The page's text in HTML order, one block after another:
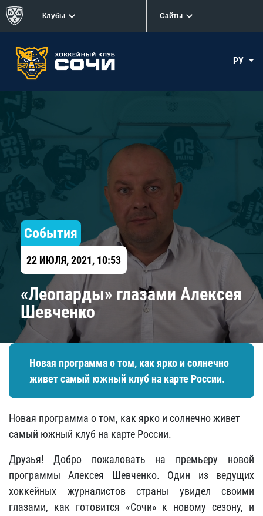
Клубы Сайты
РУ
События
22 ИЮЛЯ, 2021, 10:53
«Леопарды» глазами Алексея
Шевченко
Новая программа о том, как ярко и солнечно
живет самый южный клуб на карте России.
Новая программа о том, как ярко и солнечно живет
самый южный клуб на карте России.
Друзья! Добро пожаловать на премьеру новой
программы Алексея Шевченко. Один из ведущих
хоккейных журналистов страны увидел своими
глазами, как готовится «Сочи» к новому сезону, и